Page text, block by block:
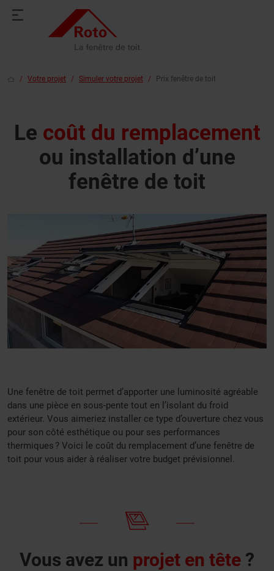
Votre projet Simuler votre projet Prix fenêtre de toit
Le coût du remplacement
ou installation d’une
fenêtre de toit
Une fenêtre de toit permet d’apporter une luminosité agréable
dans une pièce en sous-pente tout en l’isolant du froid
extérieur. Vous aimeriez installer ce type d’ouverture chez vous
pour son côté esthétique ou pour ses performances
thermiques ? Voici le coût du remplacement d’une fenêtre de
toit pour vous aider à réaliser votre budget prévisionnel.
Vous avez un projet en tête ?